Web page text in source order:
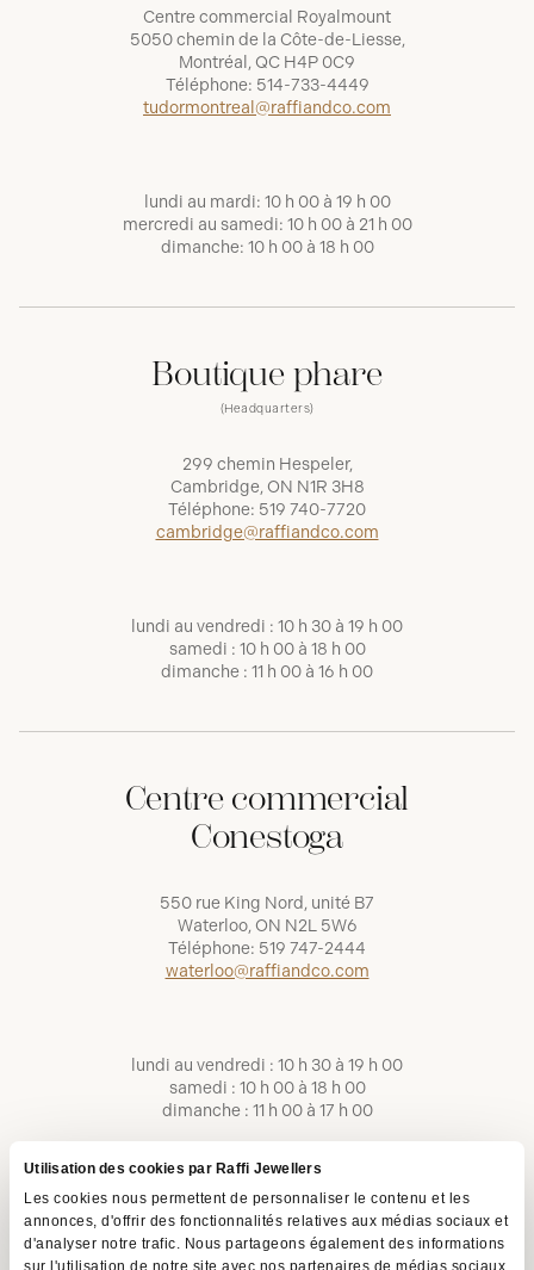
Utilisation des cookies par Raffi Jewellers
Les cookies nous permettent de personnaliser le contenu et les
annonces, d'offrir des fonctionnalités relatives aux médias sociaux et
d'analyser notre trafic. Nous partageons également des informations
sur l'utilisation de notre site avec nos partenaires de médias sociaux,
Centre commercial Royalmount
5050 chemin de la Côte-de-Liesse,
Montréal, QC H4P 0C9
Téléphone: 514-733-4449
tudormontreal@raffiandco.com
lundi au mardi: 10 h 00 à 19 h 00
mercredi au samedi: 10 h 00 à 21 h 00
dimanche: 10 h 00 à 18 h 00
Boutique phare
(Headquarters)
299 chemin Hespeler,
Cambridge, ON N1R 3H8
Téléphone: 519 740-7720
cambridge@raffiandco.com
lundi au vendredi : 10 h 30 à 19 h 00
samedi : 10 h 00 à 18 h 00
dimanche : 11 h 00 à 16 h 00
Centre commercial
Conestoga
550 rue King Nord, unité B7
Waterloo, ON N2L 5W6
Téléphone: 519 747-2444
waterloo@raffiandco.com
lundi au vendredi : 10 h 30 à 19 h 00
samedi : 10 h 00 à 18 h 00
dimanche : 11 h 00 à 17 h 00